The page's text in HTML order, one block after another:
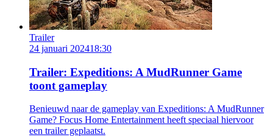
Trailer
24 januari 202418:30
Trailer: Expeditions: A MudRunner Game
toont gameplay
Benieuwd naar de gameplay van Expeditions: A MudRunner
Game? Focus Home Entertainment heeft speciaal hiervoor
een trailer geplaatst.